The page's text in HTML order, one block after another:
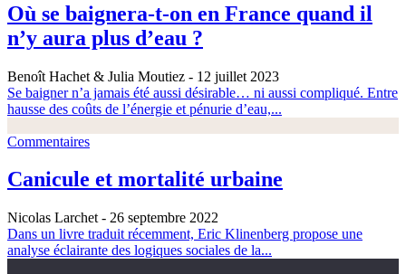
Où se baignera-t-on en France quand il
n’y aura plus d’eau ?
Benoît Hachet & Julia Moutiez - 12 juillet 2023
Se baigner n’a jamais été aussi désirable… ni aussi compliqué. Entre
hausse des coûts de l’énergie et pénurie d’eau,...
Commentaires
Canicule et mortalité urbaine
Nicolas Larchet - 26 septembre 2022
Dans un livre traduit récemment, Eric Klinenberg propose une
analyse éclairante des logiques sociales de la...